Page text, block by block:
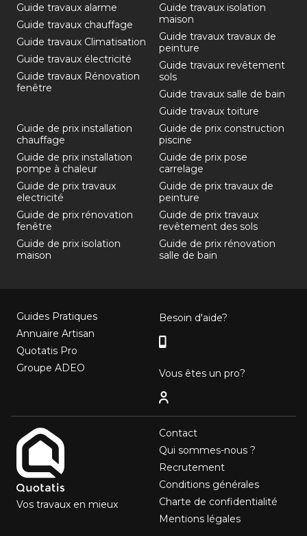
Guide travaux alarme
Guide travaux chauffage
Guide travaux Climatisation
Guide travaux électricité
Guide travaux Rénovation
fenêtre
Guide travaux isolation
maison
Guide travaux travaux de
peinture
Guide travaux revêtement
sols
Guide travaux salle de bain
Guide travaux toiture
Guide de prix installation
chauffage
Guide de prix installation
pompe à chaleur
Guide de prix travaux
electricité
Guide de prix rénovation
fenêtre
Guide de prix isolation
maison
Guide de prix construction
piscine
Guide de prix pose
carrelage
Guide de prix travaux de
peinture
Guide de prix travaux
revêtement des sols
Guide de prix rénovation
salle de bain
Vos travaux en mieux
Contact
Qui sommes-nous ?
Recrutement
Conditions générales
Charte de confidentialité
Mentions légales
Guides Pratiques
Annuaire Artisan
Quotatis Pro
Groupe ADEO
Besoin d'aide?
Vous êtes un pro?